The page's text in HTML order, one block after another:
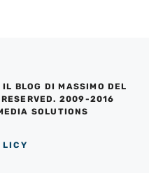
BLOG DI MASSIMO DEL
2009-2016
SOLUTIONS